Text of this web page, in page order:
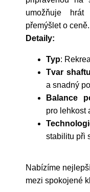
umožňuje
přemýšlet o ceně.
Detaily:
Typ:
Tvar shaftu
a snadný
Balance
pro lehkost
stabilitu při
Nabízíme
mezi spokojené